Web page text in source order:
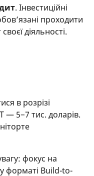
. Інвестиційні
проходити
діяльності.
в розрізі
— 5−7 тис. доларів.
фокус на
форматі Build-to-